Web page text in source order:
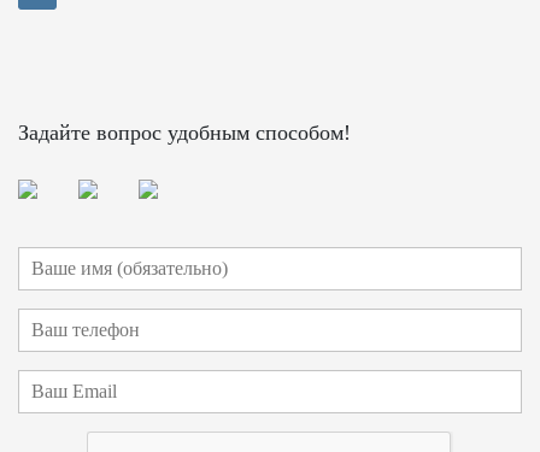
Задайте вопрос удобным способом!